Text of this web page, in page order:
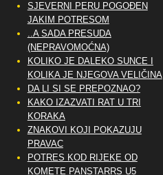
SJEVERNI PERU POGOĐEN
JAKIM POTRESOM
..A SADA PRESUDA
(NEPRAVOMOĆNA)
KOLIKO JE DALEKO SUNCE I
KOLIKA JE NJEGOVA VELIČINA
DA LI SI SE PREPOZNAO?
KAKO IZAZVATI RAT U TRI
KORAKA
ZNAKOVI KOJI POKAZUJU
PRAVAC
POTRES KOD RIJEKE OD
KOMETE PANSTARRS U5